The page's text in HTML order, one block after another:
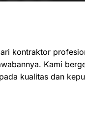
kontraktor
Kami
kualitas dan